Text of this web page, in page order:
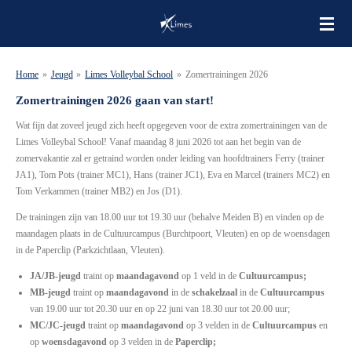
naar
hoofdinhoud
Home » Jeugd » Limes Volleybal School » Zomertrainingen 2026
Zomertrainingen 2026 gaan van start!
Wat fijn dat zoveel jeugd zich heeft opgegeven voor de extra zomertrainingen van de
Limes Volleybal School! Vanaf maandag 8 juni 2026 tot aan het begin van de
zomervakantie zal er getraind worden onder leiding van hoofdtrainers Ferry (trainer
JA1), Tom Pots (trainer MC1), Hans (trainer JC1), Eva en Marcel (trainers MC2) en
Tom Verkammen (trainer MB2) en Jos (D1).
De trainingen zijn van 18.00 uur tot 19.30 uur (behalve Meiden B) en vinden op de
maandagen plaats in de Cultuurcampus (Burchtpoort, Vleuten) en op de woensdagen
in de Paperclip (Parkzichtlaan, Vleuten).
JA/JB-jeugd traint op maandagavond op 1 veld in de Cultuurcampus;
MB-jeugd traint op maandagavond in de schakelzaal in de Cultuurcampus
van 19.00 uur tot 20.30 uur en op 22 juni van 18.30 uur tot 20.00 uur;
MC/JC-jeugd traint op maandagavond op 3 velden in de Cultuurcampus en
op woensdagavond op 3 velden in de Paperclip;